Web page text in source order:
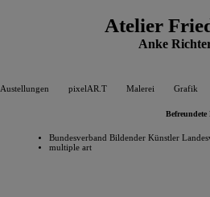
Atelier
Anke
Austellungen pixelAR.T Malerei Grafik
Bundesverband Bildender Künstler
multiple art